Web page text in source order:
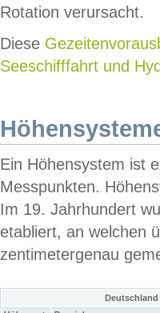
Rotation verursacht.
Diese
Seeschifffahrt und
Ein Höhensystem ist
Messpunkten.
Im 19. Jahrhundert
etabliert, an welchen
zentimetergenau